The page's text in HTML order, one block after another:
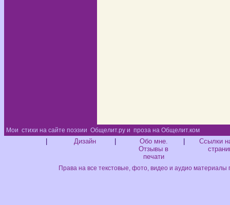
Мои стихи на сайте поэзии Общелит.ру и проза на Общелит.ком
Дизайн
Обо мне.
Отзывы в
печати
Ссылки
Права на все текстовые, фото, видео и аудио